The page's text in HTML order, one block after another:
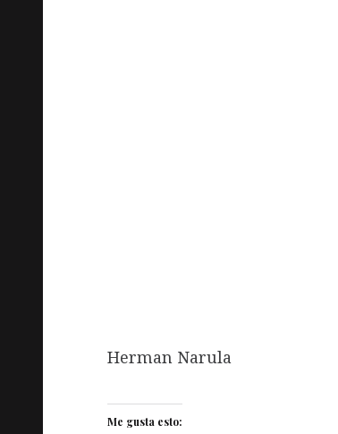
Herman Narula
Me gusta esto: